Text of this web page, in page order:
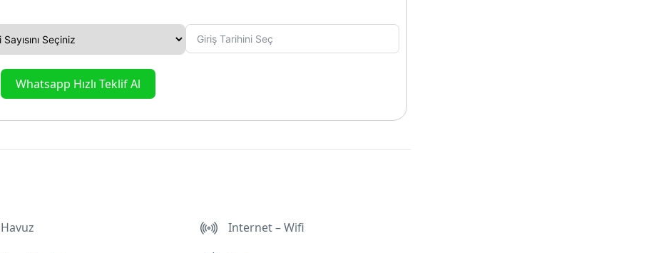
Whatsapp Hızlı Teklif Al
Havuz Internet – Wifi